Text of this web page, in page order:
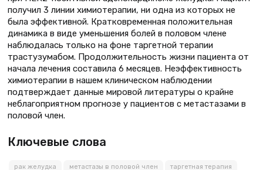
получил 3 линии химиотерапии, ни одна из которых не
была эффективной. Кратковременная положительная
динамика в виде уменьшения болей в половом члене
наблюдалась только на фоне таргетной терапии
трастузумабом. Продолжительность жизни пациента от
начала лечения составила 6 месяцев. Неэффективность
химиотерапии в нашем клиническом наблюдении
подтверждает данные мировой литературы о крайне
неблагоприятном прогнозе у пациентов с метастазами в
половой член.
Ключевые слова
рак желудка метастазы в половой член таргетная терапия